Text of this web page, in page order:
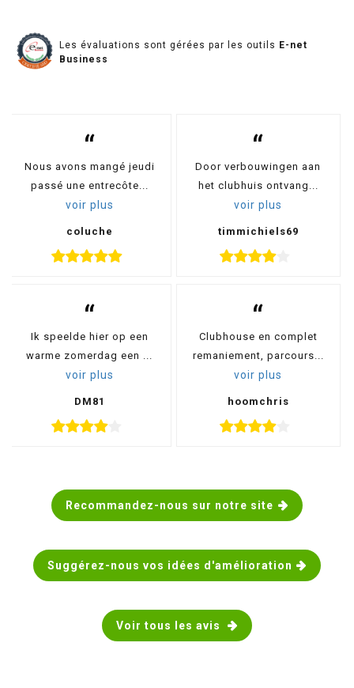
Les évaluations sont gérées par les outils E-net
Business
“
Nous avons mangé jeudi
passé une entrecôte...
voir plus
coluche
“
Door verbouwingen aan
het clubhuis ontvang...
voir plus
timmichiels69
“
Ik speelde hier op een
warme zomerdag een ...
voir plus
DM81
“
Clubhouse en complet
remaniement, parcours...
voir plus
hoomchris
Recommandez-nous sur notre site
Suggérez-nous vos idées d'amélioration
Voir tous les avis